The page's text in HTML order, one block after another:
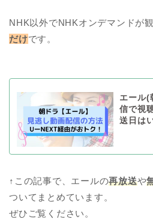
NHK以外でNHKオンデマンドが
だけです。
エール(
信で視
送日は
↑この記事で、エールの再放送や
ついてまとめています。
ぜひご覧ください。